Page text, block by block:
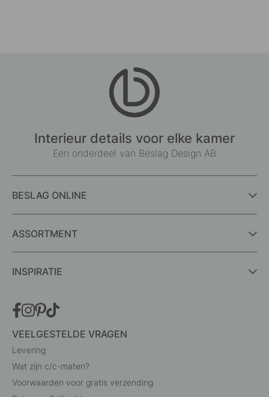
Interieur details voor elke kamer
Een onderdeel van Beslag Design AB
BESLAG ONLINE
ASSORTMENT
INSPIRATIE
VEELGESTELDE VRAGEN
Levering
Wat zijn c/c-maten?
Voorwaarden voor gratis verzending